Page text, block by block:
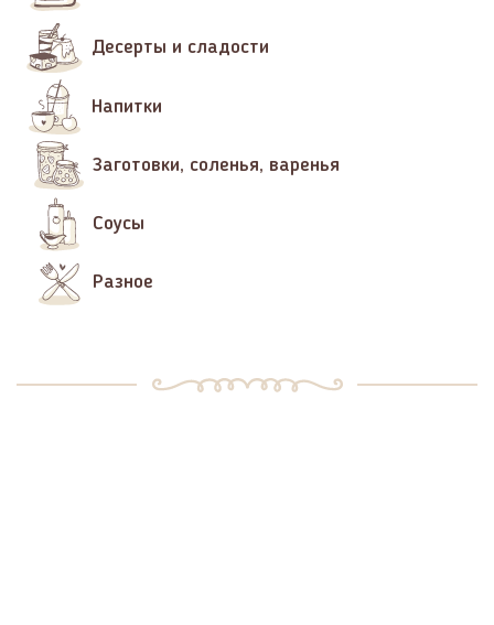
Десерты и сладости
Напитки
Заготовки, соленья, варенья
Соусы
Разное